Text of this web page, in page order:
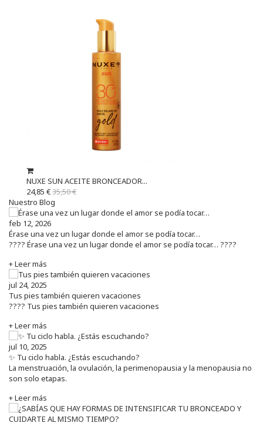
NUXE SUN ACEITE BRONCEADOR...
24,85 €35,50 €
Nuestro Blog
feb 12, 2026
Érase una vez un lugar donde el amor se podía tocar…
???? Érase una vez un lugar donde el amor se podía tocar… ????
+ Leer más
jul 24, 2025
Tus pies también quieren vacaciones
???? Tus pies también quieren vacaciones
+ Leer más
jul 10, 2025
✨ Tu ciclo habla. ¿Estás escuchando?
La menstruación, la ovulación, la perimenopausia y la menopausia no
son solo etapas.
+ Leer más